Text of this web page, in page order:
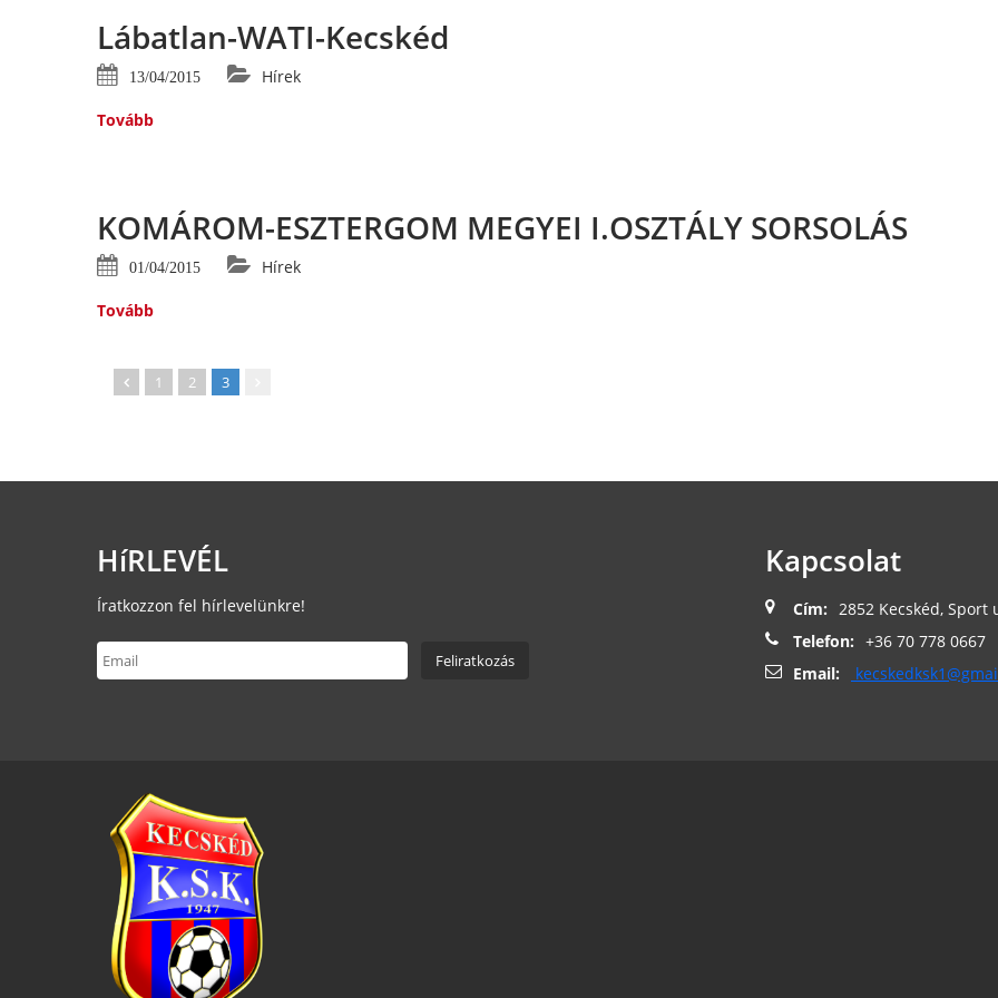
Lábatlan-WATI-Kecskéd
13/04/2015 Hírek
Tovább
KOMÁROM-ESZTERGOM MEGYEI I.OSZTÁLY SORSOLÁS
01/04/2015 Hírek
Tovább
1 2 3
HíRLEVÉL
Íratkozzon fel hírlevelünkre!
Kapcsolat
Cím: 2852 Kecskéd, Sport
Telefon: +36 70 778 0667
Email: